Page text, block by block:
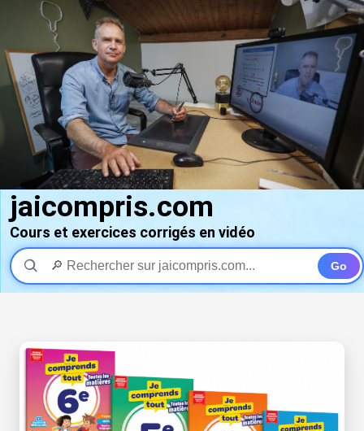
jaicompris.com
Cours et exercices corrigés en vidéo
Go